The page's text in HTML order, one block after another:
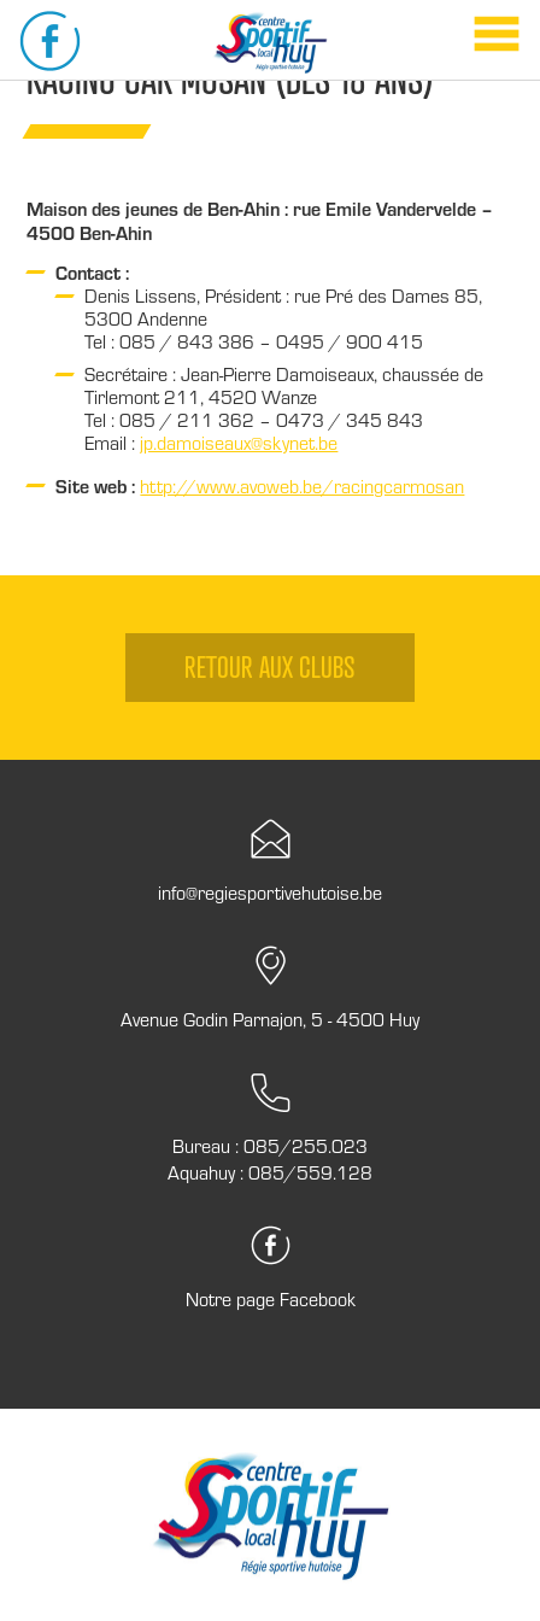
RACING CAR MOSAN (DÈS 18 ANS)
Maison des jeunes de Ben-Ahin : rue Emile Vandervelde –
4500 Ben-Ahin
Contact :
Denis Lissens, Président : rue Pré des Dames 85,
5300 Andenne
Tel : 085 / 843 386 – 0495 / 900 415
Secrétaire : Jean-Pierre Damoiseaux, chaussée de
Tirlemont 211, 4520 Wanze
Tel : 085 / 211 362 – 0473 / 345 843
Email :jp.damoiseaux@skynet.be
Site web : http://www.avoweb.be/racingcarmosan
RETOUR AUX CLUBS
info@regiesportivehutoise.be
Avenue Godin Parnajon, 5 - 4500 Huy
Bureau : 085/255.023
Aquahuy : 085/559.128
Notre page Facebook